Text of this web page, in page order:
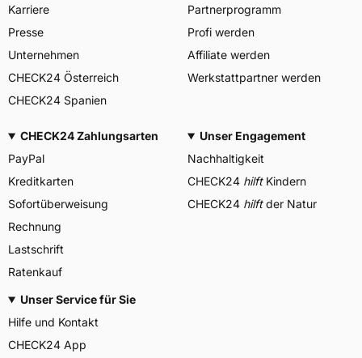
Karriere
Presse
Unternehmen
CHECK24 Österreich
CHECK24 Spanien
Partnerprogramm
Profi werden
Affiliate werden
Werkstattpartner werden
CHECK24 Zahlungsarten
PayPal
Kreditkarten
Sofortüberweisung
Rechnung
Lastschrift
Ratenkauf
Unser Engagement
Nachhaltigkeit
CHECK24 hilftKindern
CHECK24 hilftder Natur
Unser Service für Sie
Hilfe und Kontakt
CHECK24 App